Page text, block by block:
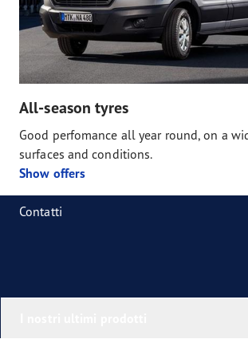
All-season tyres
Good perfomance all year round, on a
surfaces and conditions.
Show offers
Contatti